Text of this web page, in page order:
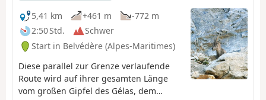
5,41 km
+461 m
-772 m
2:50 Std.
Schwer
Start in Belvédère (Alpes-Maritimes)
Diese parallel zur Grenze verlaufende
Route wird auf ihrer gesamten Länge
vom großen Gipfel des Gélas, dem